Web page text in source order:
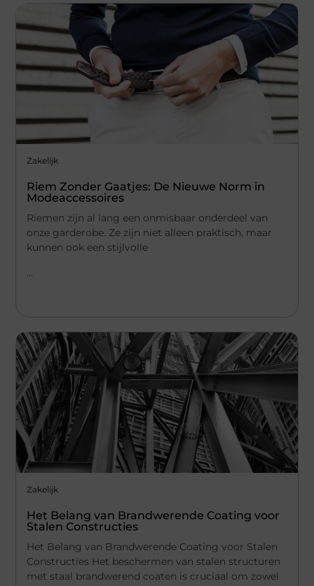
Zakelijk
Riem Zonder Gaatjes: De Nieuwe Norm in
Modeaccessoires
Riemen zijn al lang een onmisbaar onderdeel van
onze garderobe. Ze zijn niet alleen praktisch, maar
kunnen ook een stijlvolle
...
Zakelijk
Het Belang van Brandwerende Coating voor
Stalen Constructies
Het Belang van Brandwerende Coating voor Stalen
Constructies Het beschermen van stalen structuren
met staal brandwerend coaten is cruciaal om zowel